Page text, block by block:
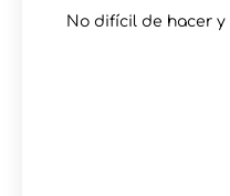
No difícil de hacer